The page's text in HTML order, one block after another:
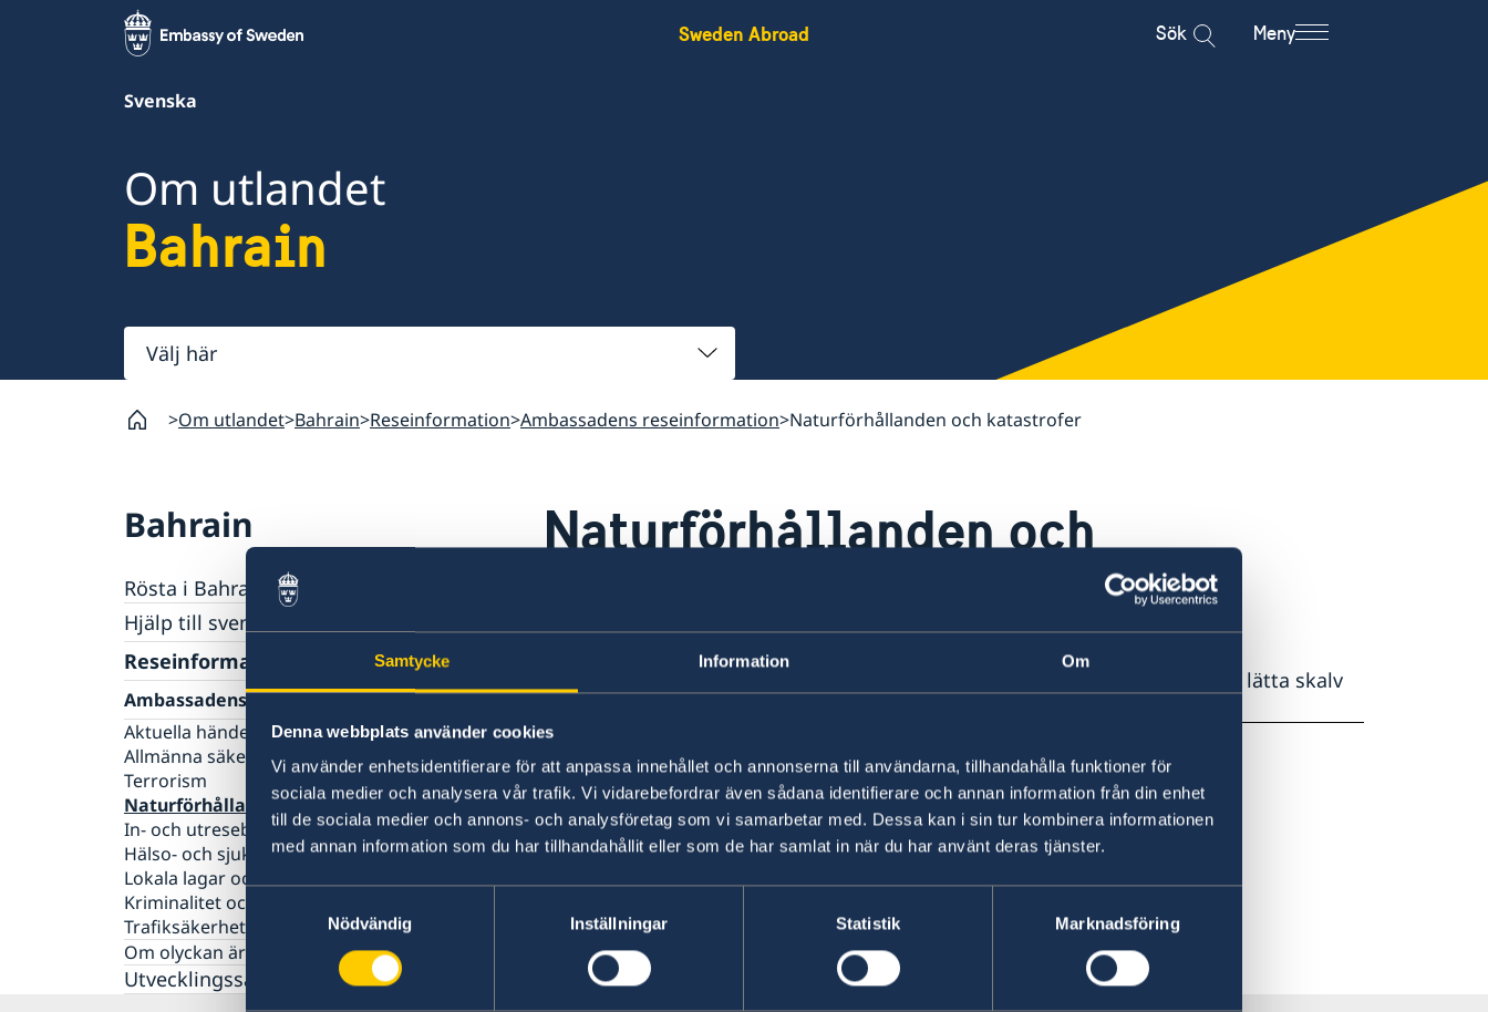
Samtycke Information Om
Denna webbplats använder cookies
Vi använder enhetsidentifierare för att anpassa innehållet och annonserna till användarna, tillhandahålla funktioner för
sociala medier och analysera vår trafik. Vi vidarebefordrar även sådana identifierare och annan information från din enhet
till de sociala medier och annons- och analysföretag som vi samarbetar med. Dessa kan i sin tur kombinera informationen
med annan information som du har tillhandahållit eller som de har samlat in när du har använt deras tjänster.
Nödvändig
Inställningar Statistik Marknadsföring
Sweden Abroad Sök Meny
Svenska
Om utlandet
Bahrain
Välj
här
Om utlandet Bahrain Reseinformation Ambassadens reseinformation Naturförhållanden och katastrofer
Bahrain
Rösta i Bahrain
Hjälp till svenskar i Bahrain
Rösta i Bahrain
Pass i Bahrain
Hjälp kring medborgarskap
Om svenskt medborgarskap
Gifta sig utomlands
Avgifter
Legaliseringar
Reseinformation
Ambassadens reseinformation
Aktuella händelser
Allmänna säkerhetsläget
Terrorism
Naturförhållanden och katastrofer
In- och utresebestämmelser
Hälso- och sjukvård
Lokala lagar och sedvänjor
Kriminalitet och personlig säkerhet
Trafiksäkerhet
Om olyckan är framme
Utvecklingssamarbete
Naturförhållanden och
Bahrain ligger i utkanten av en jordbävningsdrabbad zon. Det har hänt att lätta skalv
Senast uppdaterad 24 juli 2026, 09.37